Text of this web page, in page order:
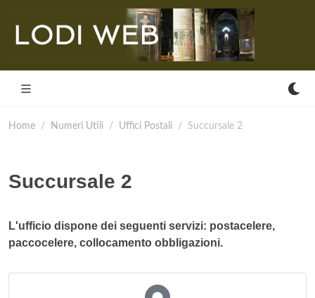
Home Numeri Utili Uffici Postali Succursale 2
Succursale 2
L'ufficio dispone dei seguenti servizi: postacelere,
paccocelere, collocamento obbligazioni.